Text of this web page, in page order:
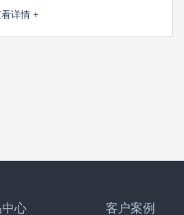
详情 +
心 客户案例